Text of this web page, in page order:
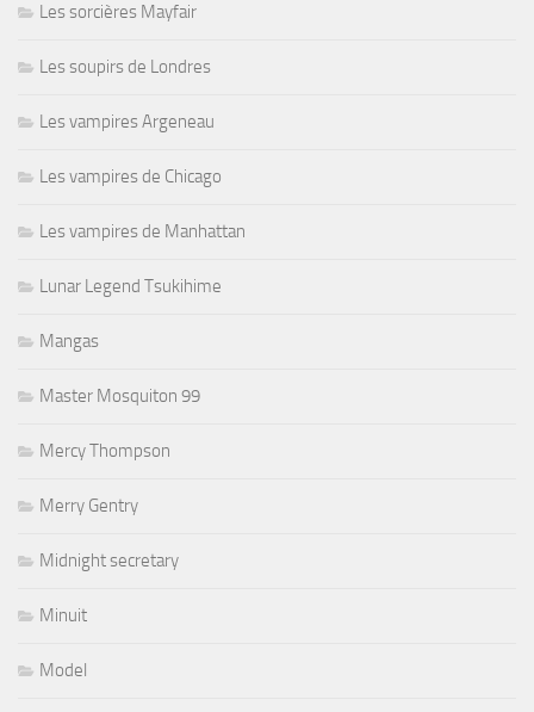
Les sorcières Mayfair
Les soupirs de Londres
Les vampires Argeneau
Les vampires de Chicago
Les vampires de Manhattan
Lunar Legend Tsukihime
Mangas
Master Mosquiton 99
Mercy Thompson
Merry Gentry
Midnight secretary
Minuit
Model